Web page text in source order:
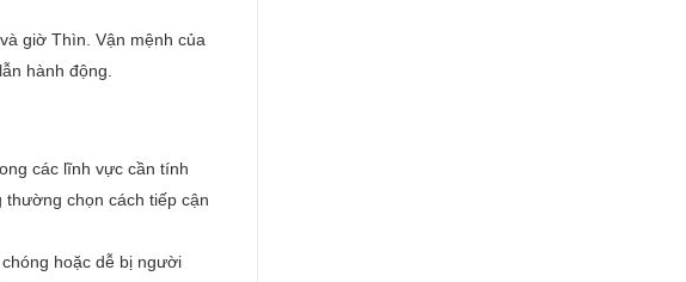
giờ Thìn. Vận mệnh của
hành động.
các lĩnh vực cần tính
chọn cách tiếp cận
hoặc dễ bị người